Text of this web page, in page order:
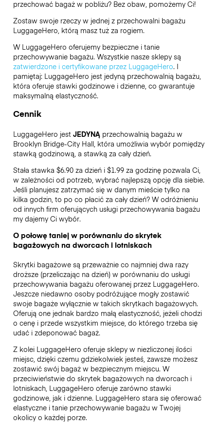
przechować bagaż w pobliżu? Bez obaw, pomożemy Ci!
Zostaw swoje rzeczy w jednej z przechowalni bagażu
LuggageHero, którą masz tuż za rogiem.
W LuggageHero oferujemy bezpieczne i tanie
przechowywanie bagażu. Wszystkie nasze sklepy są
zatwierdzone i certyfikowane przez LuggageHero. I
pamiętaj: LuggageHero jest jedyną przechowalnią bagażu,
która oferuje stawki godzinowe i dzienne, co gwarantuje
maksymalną elastyczność.
Cennik
LuggageHero jest JEDYNĄprzechowalnią bagażu w
Brooklyn Bridge-City Hall, która umożliwia wybór pomiędzy
stawką godzinową, a stawką za cały dzień.
Stała stawka $6.90 za dzień i $1.99 za godzinę pozwala Ci,
w zależności od potrzeb, wybrać najlepszą opcję dla siebie.
Jeśli planujesz zatrzymać się w danym mieście tylko na
kilka godzin, to po co płacić za cały dzień? W odróżnieniu
od innych firm oferujących usługi przechowywania bagażu
my dajemy Ci wybór.
O połowę taniej w porównaniu do skrytek
bagażowych na dworcach i lotniskach
Skrytki bagażowe są przeważnie co najmniej dwa razy
droższe (przeliczając na dzień) w porównaniu do usługi
przechowywania bagażu oferowanej przez LuggageHero.
Jeszcze niedawno osoby podróżujące mogły zostawić
swoje bagaże wyłącznie w takich skrytkach bagażowych.
Oferują one jednak bardzo małą elastyczność, jeżeli chodzi
o cenę i przede wszystkim miejsce, do którego trzeba się
udać i zdeponować bagaż.
Z kolei LuggageHero oferuje sklepy w niezliczonej ilości
miejsc, dzięki czemu gdziekolwiek jesteś, zawsze możesz
zostawić swój bagaż w bezpiecznym miejscu. W
przeciwieństwie do skrytek bagażowych na dworcach i
lotniskach, LuggageHero oferuje zarówno stawki
godzinowe, jak i dzienne. LuggageHero stara się oferować
elastyczne i tanie przechowywanie bagażu w Twojej
okolicy o każdej porze.